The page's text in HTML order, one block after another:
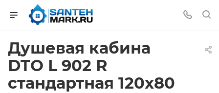
Душевая кабина
DTO L 902 R
стандартная 120x80